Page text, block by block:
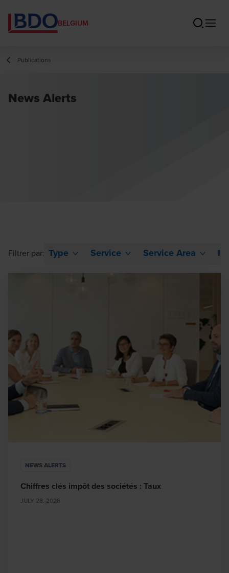
BELGIUM
Publications
News Alerts
Filtrer par: Type Service Service Area
NEWS ALERTS
Chiffres clés impôt des sociétés : Taux
JULY 28, 2026